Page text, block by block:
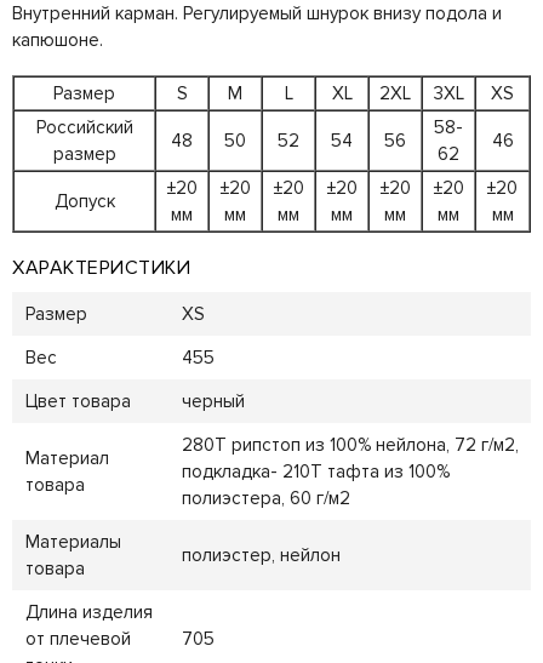
Внутренний карман. Регулируемый шнурок внизу подола и
капюшоне.
Размер S M L XL 2XL 3XL
XS
Российский
размер
48 50 52 54 56
58-
62
46
Допуск
±20
мм
±20
мм
±20
мм
±20
мм
±20
мм
±20
мм
±20
мм
ХАРАКТЕРИСТИКИ
Размер
XS
Вес
455
Цвет товара
черный
Материал
товара
280T рипстоп из 100% нейлона, 72 г/м2,
подкладка- 210T тафта из 100%
полиэстера, 60 г/м2
Материалы
товара
полиэстер, нейлон
Длина изделия
от плечевой
705